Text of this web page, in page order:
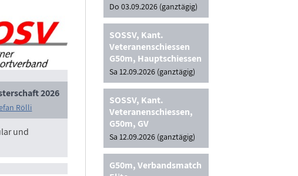
2026
Rölli
und
Do 03.09.2026 (ganztägig)
SOSSV, Kant.
Veteranenschiessen
G50m, Hauptschiessen
Sa 12.09.2026 (ganztägig)
SOSSV, Kant.
Veteranenschiessen,
G50m, GV
Sa 12.09.2026 (ganztägig)
G50m, Verbandsmatch